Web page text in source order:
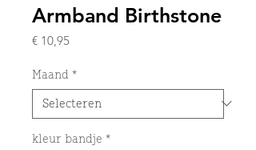
Armband Birthstone
€ 10,95
Maand *
kleur bandje *